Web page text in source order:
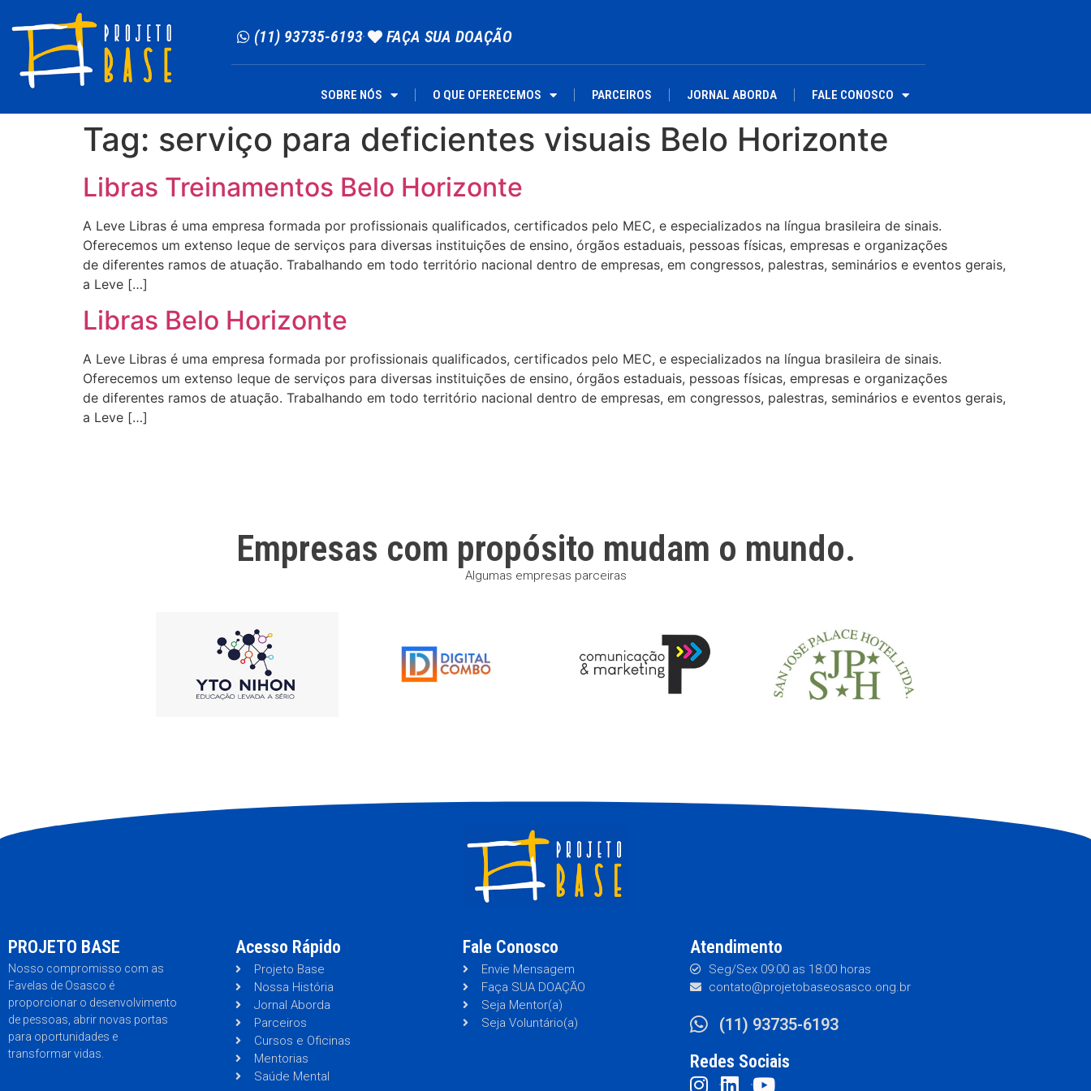
(11) 93735-6193 FAÇA SUA DOAÇÃO
SOBRE NÓS O QUE OFERECEMOS PARCEIROS JORNAL ABORDA FALE CONOSCO
Tag: serviço para deficientes visuais Belo Horizonte
Libras Treinamentos Belo Horizonte
A Leve Libras é uma empresa formada por profissionais qualificados, certificados pelo MEC, e especializados na língua brasileira de sinais.
Oferecemos um extenso leque de serviços para diversas instituições de ensino, órgãos estaduais, pessoas físicas, empresas e organizações
de diferentes ramos de atuação. Trabalhando em todo território nacional dentro de empresas, em congressos, palestras, seminários e eventos gerais,
a Leve […]
Libras Belo Horizonte
A Leve Libras é uma empresa formada por profissionais qualificados, certificados pelo MEC, e especializados na língua brasileira de sinais.
Oferecemos um extenso leque de serviços para diversas instituições de ensino, órgãos estaduais, pessoas físicas, empresas e organizações
de diferentes ramos de atuação. Trabalhando em todo território nacional dentro de empresas, em congressos, palestras, seminários e eventos gerais,
a Leve […]
Empresas com propósito mudam o mundo.
Algumas empresas parceiras
PROJETO BASE
Nosso compromisso com as
Favelas de Osasco é
proporcionar o desenvolvimento
de pessoas, abrir novas portas
para oportunidades e
transformar vidas.
Acesso Rápido
Projeto Base
Nossa História
Jornal Aborda
Parceiros
Cursos e Oficinas
Mentorias
Saúde Mental
Fale Conosco
Envie Mensagem
Faça SUA DOAÇÃO
Seja Mentor(a)
Seja Voluntário(a)
Atendimento
Seg/Sex 09:00 as 18:00 horas
contato@projetobaseosasco.ong.br
(11) 93735-6193
Redes Sociais